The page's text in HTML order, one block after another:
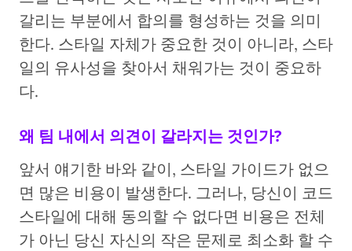
갈리는 부분에서 합의를 형성하는 것을 의미
한다. 스타일 자체가 중요한 것이 아니라, 스타
일의 유사성을 찾아서 채워가는 것이 중요하
다.
왜 팀 내에서 의견이 갈라지는 것인가?
앞서 얘기한 바와 같이, 스타일 가이드가 없으
면 많은 비용이 발생한다. 그러나, 당신이 코드
스타일에 대해 동의할 수 없다면 비용은 전체
가 아닌 당신 자신의 작은 문제로 최소화 할 수